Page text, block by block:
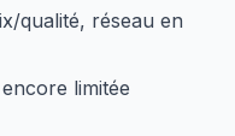
qualité, réseau en
limitée